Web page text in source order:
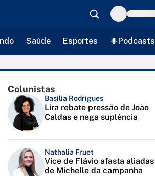
Saúde Esportes Podcasts
Colunistas
Basília Rodrigues
Lira rebate pressão de João
Caldas e nega suplência
Nathalia Fruet
Vice de Flávio afasta aliadas
de Michelle da campanha